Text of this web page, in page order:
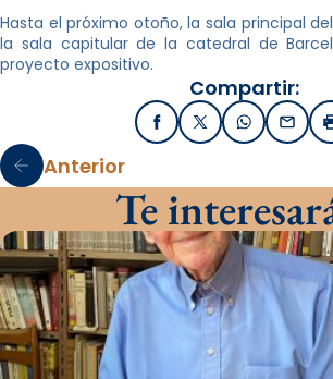
Hasta el próximo otoño, la sala principal
la sala capitular de la catedral de
proyecto expositivo.
Compartir:
FacebookX / TwitterWhatsApp
Email
Anterior
Te